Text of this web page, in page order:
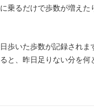
乗るだけで歩数が増えた
歩いた歩数が記録され
と、昨日足りない分を